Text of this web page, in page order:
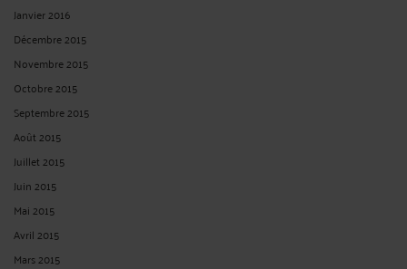
Janvier 2016
Décembre 2015
Novembre 2015
Octobre 2015
Septembre 2015
Août 2015
Juillet 2015
Juin 2015
Mai 2015
Avril 2015
Mars 2015